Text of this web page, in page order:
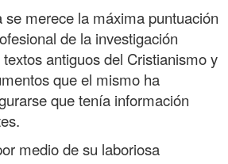
se merece la máxima puntuación
de la investigación
antiguos del Cristianismo y
que el mismo ha
que tenía información
medio de su laboriosa